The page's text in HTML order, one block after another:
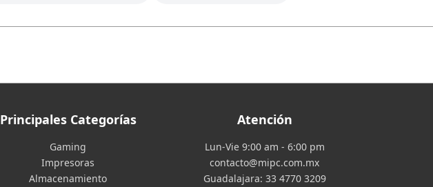
Principales Categorías
Gaming
Impresoras
Almacenamiento
Atención
Lun-Vie 9:00 am - 6:00 pm
contacto@mipc.com.mx
Guadalajara: 33 4770 3209